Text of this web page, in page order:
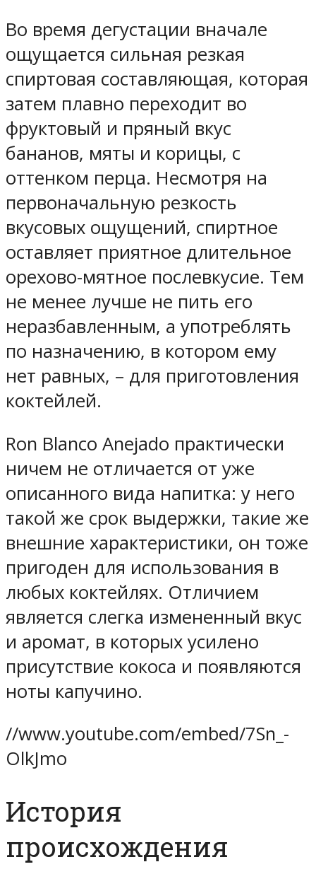
Во время дегустации вначале
ощущается сильная резкая
спиртовая составляющая, которая
затем плавно переходит во
фруктовый и пряный вкус
бананов, мяты и корицы, с
оттенком перца. Несмотря на
первоначальную резкость
вкусовых ощущений, спиртное
оставляет приятное длительное
орехово-мятное послевкусие. Тем
не менее лучше не пить его
неразбавленным, а употреблять
по назначению, в котором ему
нет равных, – для приготовления
коктейлей.
Ron Blanco Anejado практически
ничем не отличается от уже
описанного вида напитка: у него
такой же срок выдержки, такие же
внешние характеристики, он тоже
пригоден для использования в
любых коктейлях. Отличием
является слегка измененный вкус
и аромат, в которых усилено
присутствие кокоса и появляются
ноты капучино.
//www.youtube.com/embed/7Sn_-
OlkJmo
История
происхождения